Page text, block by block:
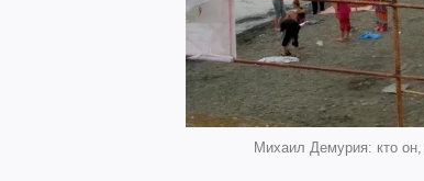
Михаил Демурия: кто он,